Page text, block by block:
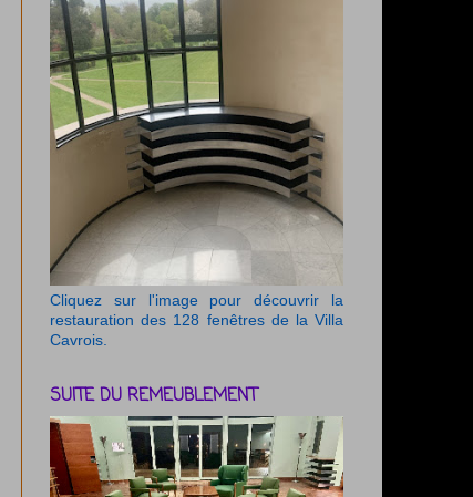
Cliquez sur l'image pour découvrir la
restauration des 128 fenêtres de la Villa
Cavrois.
SUITE DU REMEUBLEMENT